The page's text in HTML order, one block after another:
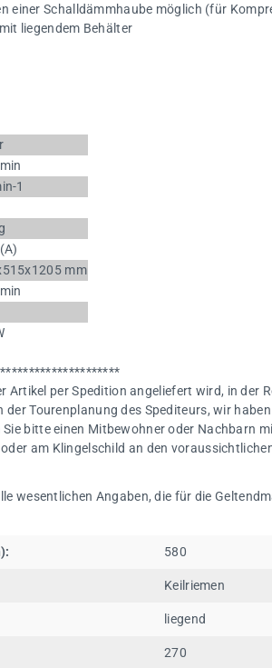
einer Schalldämmhaube möglich (für
liegendem Behälter
1
mm
Artikel per Spedition angeliefert wird, in der
der Tourenplanung des Spediteurs, wir
bitte einen Mitbewohner oder Nachbarn
am Klingelschild an den
wesentlichen Angaben, die für die
580
Keilriemen
liegend
270